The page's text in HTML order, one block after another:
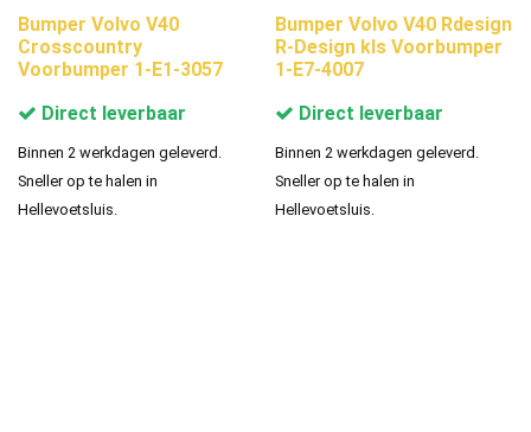
Bumper Volvo V40
Crosscountry
Voorbumper 1-E1-3057
Direct leverbaar
Binnen 2 werkdagen geleverd.
Sneller op te halen in
Hellevoetsluis.
Bumper Volvo V40 Rdesign
R-Design kls Voorbumper
1-E7-4007
Direct leverbaar
Binnen 2 werkdagen geleverd.
Sneller op te halen in
Hellevoetsluis.